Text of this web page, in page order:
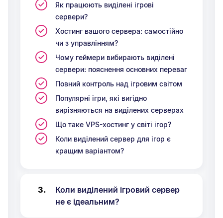
Як працюють виділені ігрові
сервери?
Хостинг вашого сервера: самостійно
чи з управлінням?
Чому геймери вибирають виділені
сервери: пояснення основних переваг
Повний контроль над ігровим світом
Популярні ігри, які вигідно
вирізняються на виділених серверах
Що таке VPS-хостинг у світі ігор?
Коли виділений сервер для ігор є
кращим варіантом?
Коли виділений ігровий сервер
не є ідеальним?